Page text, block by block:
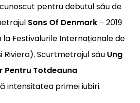
pentru debutul său de
Sons Of Denmark – 2019
la Festivalurile Internaționale de
Riviera). Scurtmetrajul său Ung
Pentru Totdeauna
intensitatea primei iubiri.